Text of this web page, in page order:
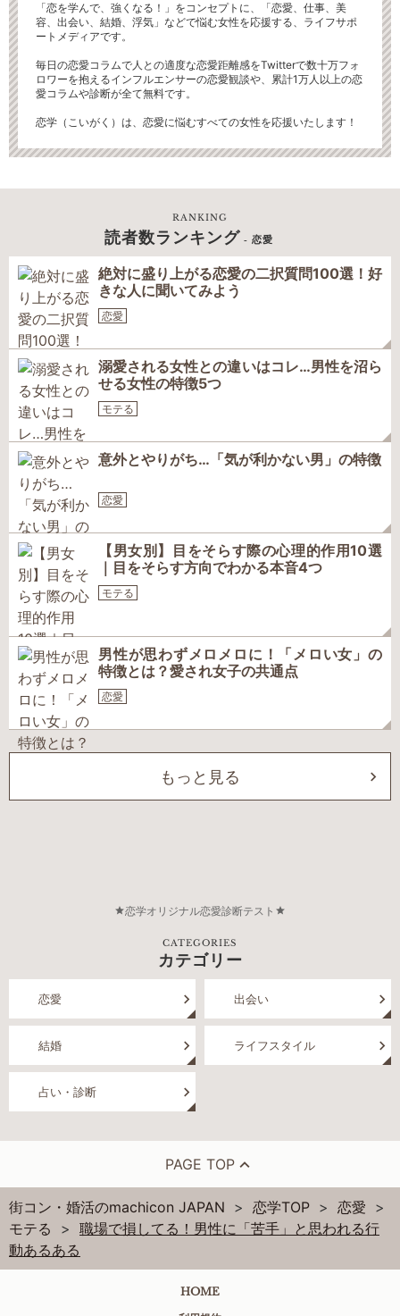
「恋を学んで、強くなる！」をコンセプトに、「恋愛、仕事、美
容、出会い、結婚、浮気」などで悩む女性を応援する、ライフサポ
ートメディアです。
毎日の恋愛コラムで人との適度な恋愛距離感をTwitterで数十万フォ
ロワーを抱えるインフルエンサーの恋愛観談や、累計1万人以上の恋
愛コラムや診断が全て無料です。
恋学（こいがく）は、恋愛に悩むすべての女性を応援いたします！
RANKING
読者数ランキング - 恋愛
絶対に盛り上がる恋愛の二択質問100選！好
きな人に聞いてみよう
恋愛
溺愛される女性との違いはコレ…男性を沼ら
せる女性の特徴5つ
モテる
意外とやりがち…「気が利かない男」の特徴
恋愛
【男女別】目をそらす際の心理的作用10選
｜目をそらす方向でわかる本音4つ
モテる
男性が思わずメロメロに！「メロい女」の
特徴とは？愛され女子の共通点
恋愛
もっと見る
恋学オリジナル恋愛診断テスト
CATEGORIES
カテゴリー
恋愛 出会い
結婚 ライフスタイル
占い・診断
PAGE TOP
街コン・婚活のmachicon JAPAN 恋学TOP
恋愛
モテる
職場で損してる！男性に「苦手」と思われる行
動あるある
HOME